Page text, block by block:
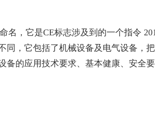
名，它是CE标志涉及到的一个指令
同，它包括了机械设备及电气设备，
备的应用技术要求、基本健康、安全